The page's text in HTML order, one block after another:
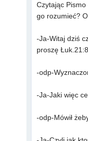
Czytając
go rozumieć?
-Ja-Witaj dziś
proszę
-odp-
-Ja-Jaki więc
-odp-Mówił